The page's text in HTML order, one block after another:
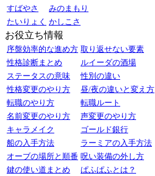
すばやさ
みのまもり
たいりょく かしこさ
お役立ち情報
序盤効率的な進め方 取り返せない要素
性格診断まとめ
ルイーダの酒場
ステータスの意味
性別の違い
性格変更のやり方
昼/夜の違いと変え方
転職のやり方
転職ルート
名前変更のやり方
声変更のやり方
キャラメイク
ゴールド銀行
船の入手方法
ラーミアの入手方法
オーブの場所と順番 呪い装備の外し方
鍵の使い道まとめ
ぱふぱふとは？